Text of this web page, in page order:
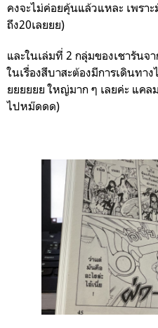
คงจะไม่ค่อยคุ้นแล้วแหละ เพราะ
ถึง20เลยยย)
และในเล่มที่ 2 กลุ่มของเชารันจ
ในเรื่องสึบาสะต้องมีการเดินทา
ยยยยยย ใหญ่มาก ๆ เลยค่ะ แค
ไปหม๊ดดด)